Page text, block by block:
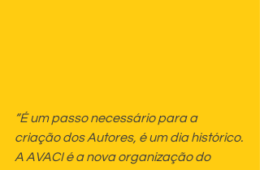
“É um passo necessário para a
criação dos Autores, é um dia histórico.
A AVACI é a nova organização do